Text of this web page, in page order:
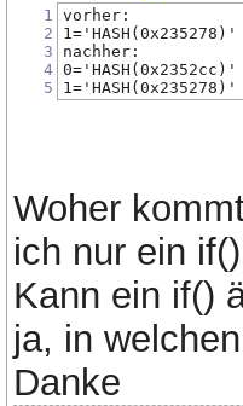
1
2
3
4
5
vorher:
1='HASH(0x235278)'
nachher:
0='HASH(0x2352cc)'
1='HASH(0x235278)'
Woher
ich nur ein
Kann ein if()
ja, in
Danke